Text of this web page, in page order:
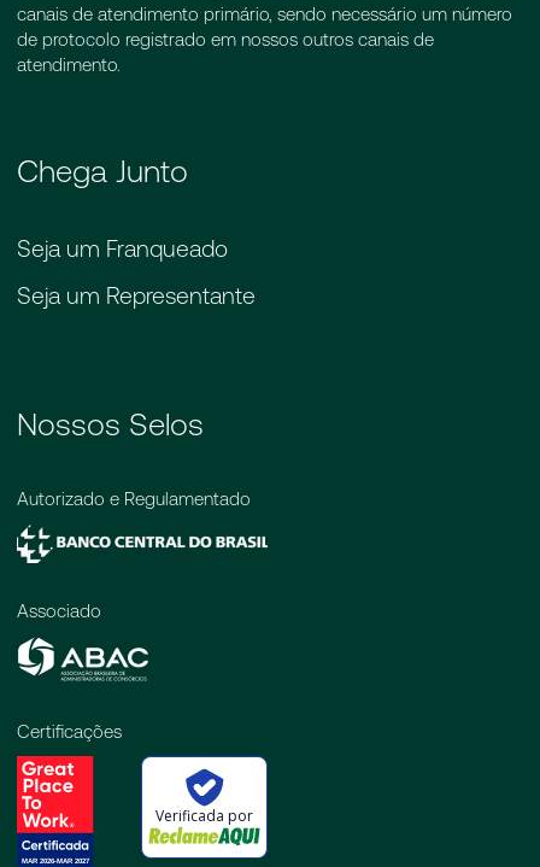
canais de atendimento primário, sendo necessário um número
de protocolo registrado em nossos outros canais de
atendimento.
Chega Junto
Seja um Franqueado
Seja um Representante
Nossos Selos
Autorizado e Regulamentado
Associado
Certificações
Verificada por